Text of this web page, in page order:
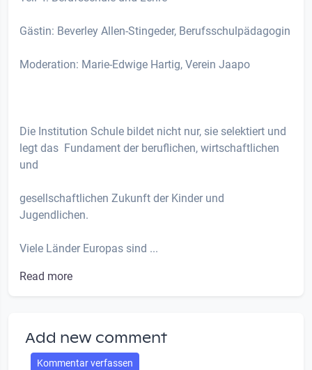
Gästin: Beverley Allen-Stingeder, Berufsschulpädagogin
Moderation: Marie-Edwige Hartig, Verein Jaapo
Die Institution Schule bildet nicht nur, sie selektiert und
legt das Fundament der beruflichen, wirtschaftlichen
und
gesellschaftlichen Zukunft der Kinder und
Jugendlichen.
Viele Länder Europas sind ...
Read more
Add new comment
Kommentar verfassen